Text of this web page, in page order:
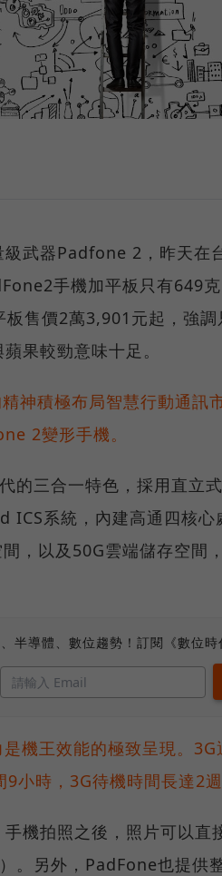
武器Padfone 2，昨天在
手機加平板只有649
售價2萬3,901元起，強
果較勁意味十足。
的三合一特色，採用直立
系統，內建高通四核心
，以及50G雲端儲存空間
半導體、數位趨勢！訂閱《數位
機拍照之後，照片可以
。另外，PadFone也提供